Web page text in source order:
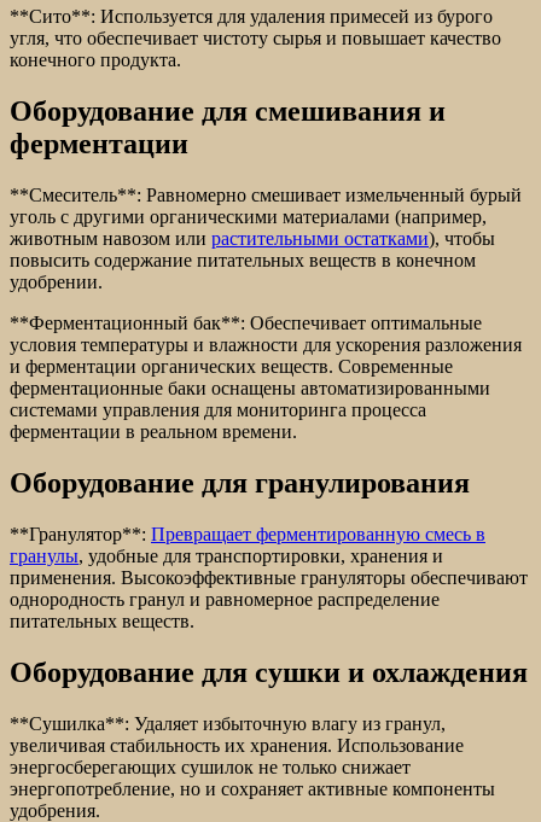
**Сито**: Используется для удаления примесей из бурого
угля, что обеспечивает чистоту сырья и повышает качество
конечного продукта.
Оборудование для смешивания и
ферментации
**Смеситель**: Равномерно смешивает измельченный бурый
уголь с другими органическими материалами (например,
животным навозом или растительными остатками), чтобы
повысить содержание питательных веществ в конечном
удобрении.
**Ферментационный бак**: Обеспечивает оптимальные
условия температуры и влажности для ускорения разложения
и ферментации органических веществ. Современные
ферментационные баки оснащены автоматизированными
системами управления для мониторинга процесса
ферментации в реальном времени.
Оборудование для гранулирования
**Гранулятор**: Превращает ферментированную смесь в
гранулы, удобные для транспортировки, хранения и
применения. Высокоэффективные грануляторы обеспечивают
однородность гранул и равномерное распределение
питательных веществ.
Оборудование для сушки и охлаждения
**Сушилка**: Удаляет избыточную влагу из гранул,
увеличивая стабильность их хранения. Использование
энергосберегающих сушилок не только снижает
энергопотребление, но и сохраняет активные компоненты
удобрения.